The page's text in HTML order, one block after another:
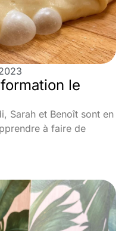
le
Sarah et Benoît sont en
à faire de